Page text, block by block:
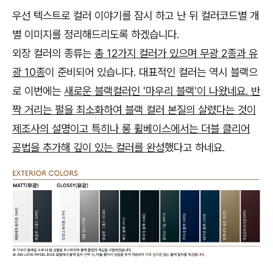
우선 텍스트로 컬러 이야기를 잠시 하고 난 뒤 컬러코드별 개
별 이미지를 정리해드리도록 하겠습니다.
외장 컬러의 종류는 총 12가지 컬러가 있으며 무광 2종과 유
광 10종이 준비되어 있습니다. 대표적인 컬러는 역시 블랙으
로 이번에는 새로운 블랙컬러인 '마우리 블랙'이 나왔네요. 반
짝 거리는 펄을 최소화하여 블랙 컬러 본질의 살렸다는 것이
제조사의 설명이고 특히나 롱 휠베이스에서는 더블 클리어
공법을 추가해 깊이 있는 컬러를 완성했다고 하네요.